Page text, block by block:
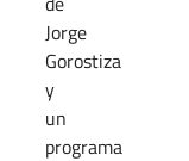
Jorge
Gorostiza
y
un
programa